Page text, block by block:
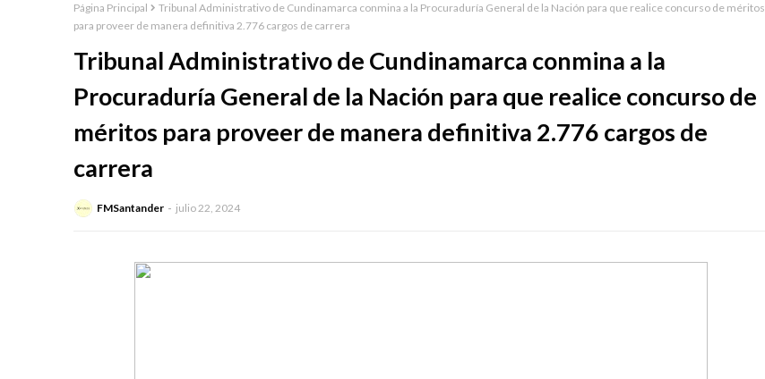
Página Principal
Tribunal Administrativo de Cundinamarca conmina a la Procuraduría General de la Nación para que realice concurso de méritos
para proveer de manera definitiva 2.776 cargos de carrera
Tribunal Administrativo de Cundinamarca conmina a la
Procuraduría General de la Nación para que realice concurso de
méritos para proveer de manera definitiva 2.776 cargos de
carrera
FMSantander julio 22, 2024